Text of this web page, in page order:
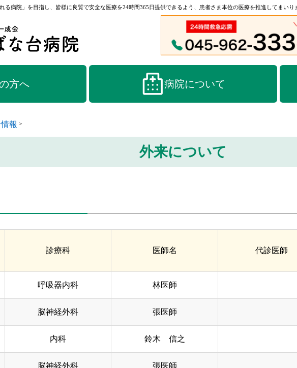
れる病院」を目指し、皆様に良質で安全な医療を24時間365日提供できるよう、患者さま本位の医療を推進してまいり
方へ 病院について
報 >
外来について
診療科 医師名 代診医師
呼吸器内科 林医師
脳神経外科 張医師
内科 鈴木 信之
脳神経外科 張医師